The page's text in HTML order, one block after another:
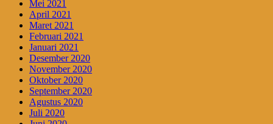
Mei 2021
April 2021
Maret 2021
Februari 2021
Januari 2021
Desember 2020
November 2020
Oktober 2020
September 2020
Agustus 2020
Juli 2020